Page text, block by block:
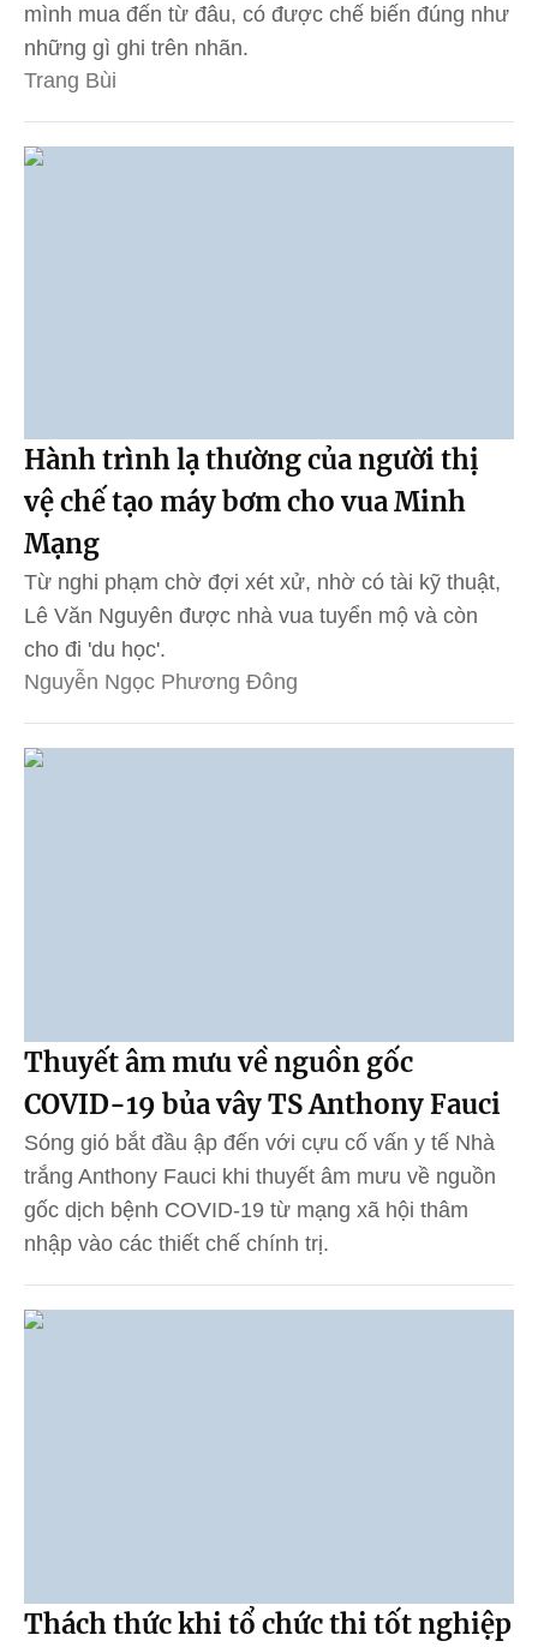
mình mua đến từ đâu, có được chế biến đúng như
những gì ghi trên nhãn.
Trang Bùi
Hành trình lạ thường của người thị
vệ chế tạo máy bơm cho vua Minh
Mạng
Từ nghi phạm chờ đợi xét xử, nhờ có tài kỹ thuật,
Lê Văn Nguyên được nhà vua tuyển mộ và còn
cho đi 'du học'.
Nguyễn Ngọc Phương Đông
Thuyết âm mưu về nguồn gốc
COVID-19 bủa vây TS Anthony Fauci
Sóng gió bắt đầu ập đến với cựu cố vấn y tế Nhà
trắng Anthony Fauci khi thuyết âm mưu về nguồn
gốc dịch bệnh COVID-19 từ mạng xã hội thâm
nhập vào các thiết chế chính trị.
Thách thức khi tổ chức thi tốt nghiệp